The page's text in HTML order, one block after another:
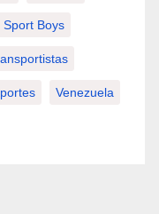
Sport Boys
Venezuela